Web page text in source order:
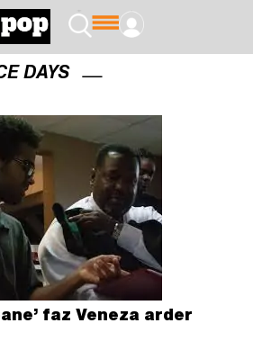
DAYS
faz Veneza arder